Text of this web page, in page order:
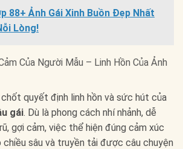
88+ Ảnh Gái Xinh Buồn Đẹp Nhất
Lòng!
Của Người Mẫu – Linh Hồn Của Ảnh
quyết định linh hồn và sức hút của
gái. Dù là phong cách nhí nhảnh, dễ
gợi cảm, việc thể hiện đúng cảm xúc
sâu và truyền tải được câu chuyện